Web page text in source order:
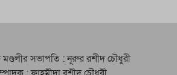
সভাপতি : নূরুর রশীদ চৌধুরী